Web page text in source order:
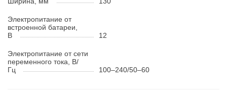
Электропитание от
встроенной батареи,
В
12
Электропитание от сети
переменного тока, В/
Гц
100–240/50–60